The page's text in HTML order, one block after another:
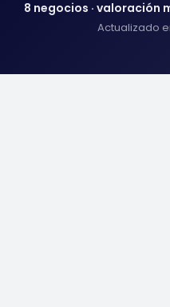
8 negocios · valoración
Actualizado